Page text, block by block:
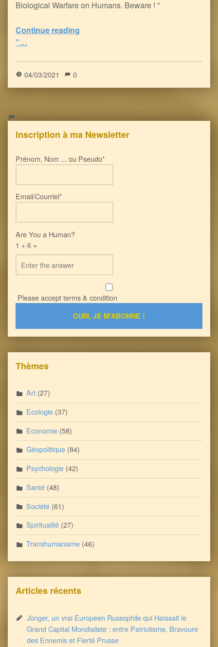
Biological Warfare on Humans. Beware ! ”
Continue reading
”…
04/03/2021 0
Inscription à ma Newsletter
Prénom, Nom ... ou Pseudo*
Email/Courriel*
Are You a Human?
1 + 6 =
Please accept terms & condition
Thèmes
Art (27)
Ecologie (37)
Economie (58)
Géopolitique (84)
Psychologie (42)
Santé (48)
Société (61)
Spiritualité (27)
Transhumanisme (46)
Articles récents
Jünger, un vrai Européen Russophile qui Haïssait le
Grand Capital Mondialiste : entre Patriotisme, Bravoure
des Ennemis et Fierté Prusse